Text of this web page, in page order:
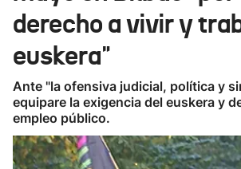
derecho a vivir y
euskera"
Ante "la ofensiva judicial, política y
equipare la exigencia del euskera y
empleo público.